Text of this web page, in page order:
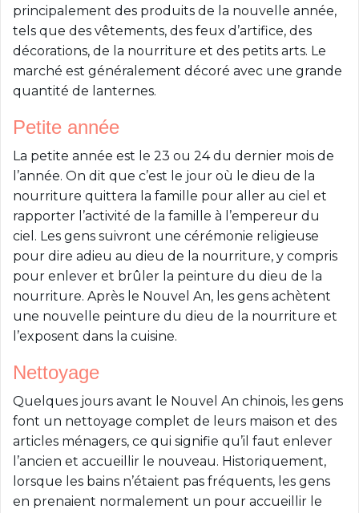
principalement des produits de la nouvelle année,
tels que des vêtements, des feux d’artifice, des
décorations, de la nourriture et des petits arts. Le
marché est généralement décoré avec une grande
quantité de lanternes.
Petite année
La petite année est le 23 ou 24 du dernier mois de
l’année. On dit que c’est le jour où le dieu de la
nourriture quittera la famille pour aller au ciel et
rapporter l’activité de la famille à l’empereur du
ciel. Les gens suivront une cérémonie religieuse
pour dire adieu au dieu de la nourriture, y compris
pour enlever et brûler la peinture du dieu de la
nourriture. Après le Nouvel An, les gens achètent
une nouvelle peinture du dieu de la nourriture et
l’exposent dans la cuisine.
Nettoyage
Quelques jours avant le Nouvel An chinois, les gens
font un nettoyage complet de leurs maison et des
articles ménagers, ce qui signifie qu’il faut enlever
l’ancien et accueillir le nouveau. Historiquement,
lorsque les bains n’étaient pas fréquents, les gens
en prenaient normalement un pour accueillir le